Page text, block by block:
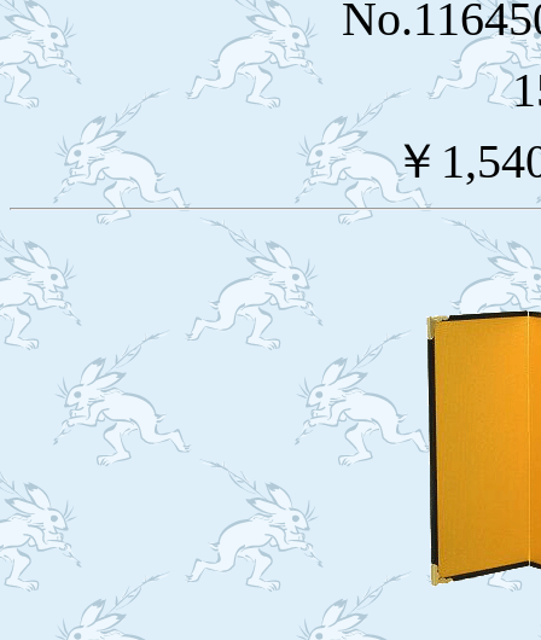
￥